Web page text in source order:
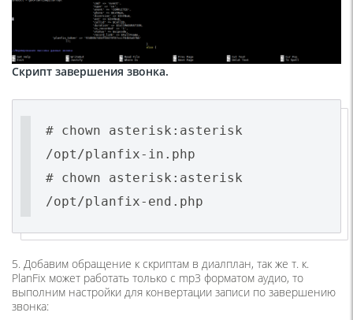
Скрипт завершения звонка.
# chown asterisk:asterisk
/opt/planfix-in.php
# chown asterisk:asterisk
/opt/planfix-end.php
5. Добавим обращение к скриптам в диалплан, так же т. к.
PlanFix может работать только с mp3 форматом аудио, то
выполним настройки для конвертации записи по завершению
звонка: